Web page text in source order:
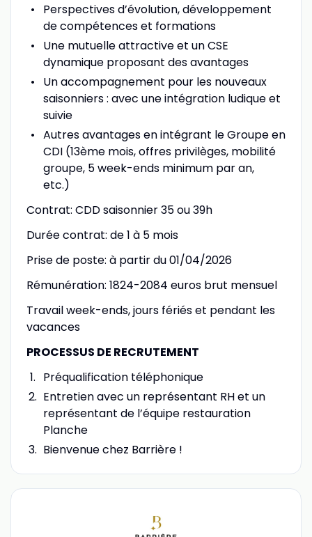
Perspectives d’évolution, développement
de compétences et formations
Une mutuelle attractive et un CSE
dynamique proposant des avantages
Un accompagnement pour les nouveaux
saisonniers : avec une intégration ludique et
suivie
Autres avantages en intégrant le Groupe en
CDI (13ème mois, offres privilèges, mobilité
groupe, 5 week-ends minimum par an,
etc.)
Contrat: CDD saisonnier 35 ou 39h
Durée contrat: de 1 à 5 mois
Prise de poste: à partir du 01/04/2026
Rémunération: 1824-2084 euros brut mensuel
Travail week-ends, jours fériés et pendant les
vacances
PROCESSUS DE RECRUTEMENT
Préqualification téléphonique
Entretien avec un représentant RH et un
représentant de l’équipe restauration
Planche
Bienvenue chez Barrière !